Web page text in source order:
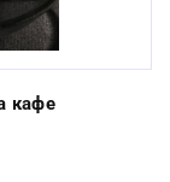
кафе